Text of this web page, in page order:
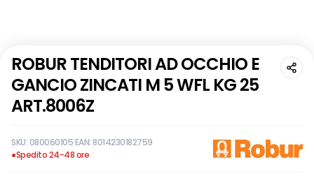
ROBUR TENDITORI AD OCCHIO E
GANCIO ZINCATI M 5 WFL KG 25
ART.8006Z
SKU:080060105·EAN: 8014230182759
●Spedito 24-48 ore